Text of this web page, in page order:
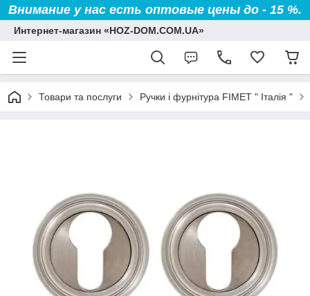
Внимание у нас есть оптовые цены до - 15 %.
Интернет-магазин «HOZ-DOM.COM.UA»
Товари та послуги Ручки і фурнітура FIMET " Італія "